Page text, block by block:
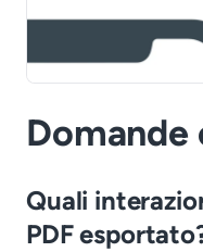
Domande
Quali
PDF